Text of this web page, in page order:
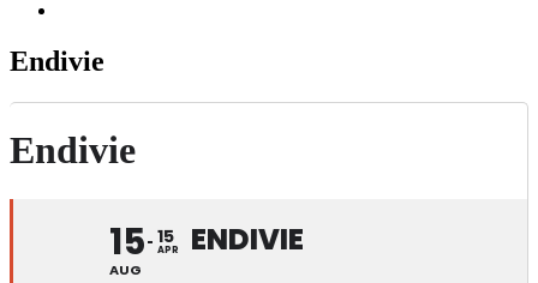
Endivie
Endivie
15
AUG
15
APR ENDIVIE